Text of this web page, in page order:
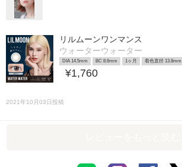
リルムーンワンマンス
ウォーターウォーター
DIA 14.5mm BC 8.6mm 1ヶ月 着色直径 13.8mm
¥1,760
2021年10月03日投稿